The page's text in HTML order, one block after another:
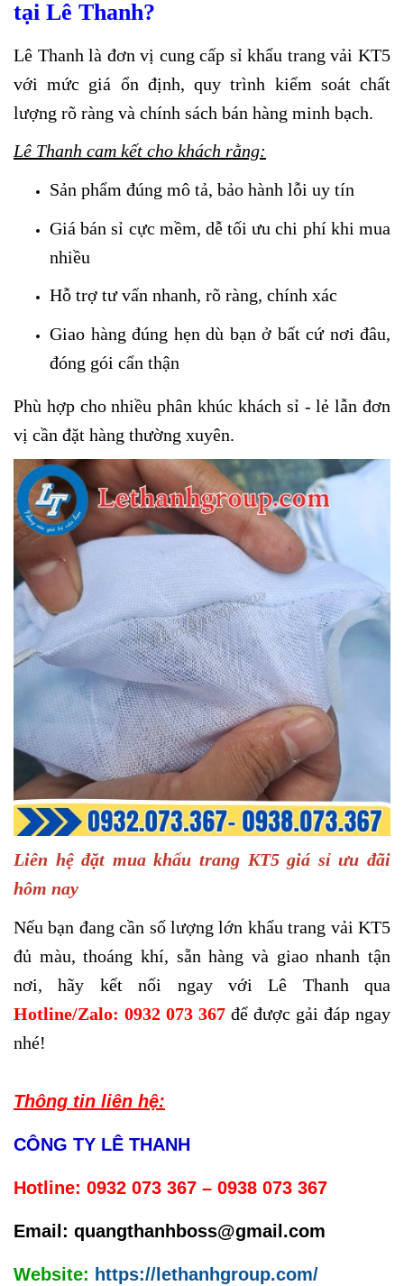
tại Lê Thanh?
Lê Thanh là đơn vị cung cấp sỉ khẩu trang vải KT5
với mức giá ổn định, quy trình kiểm soát chất
lượng rõ ràng và chính sách bán hàng minh bạch.
Lê Thanh cam kết cho khách rằng:
Sản phẩm đúng mô tả, bảo hành lỗi uy tín
Giá bán sỉ cực mềm, dễ tối ưu chi phí khi mua
nhiều
Hỗ trợ tư vấn nhanh, rõ ràng, chính xác
Giao hàng đúng hẹn dù bạn ở bất cứ nơi đâu,
đóng gói cẩn thận
Phù hợp cho nhiều phân khúc khách sỉ - lẻ lẫn đơn
vị cần đặt hàng thường xuyên.
Liên hệ đặt mua khẩu trang KT5 giá sỉ ưu đãi
hôm nay
Nếu bạn đang cần số lượng lớn khẩu trang vải KT5
đủ màu, thoáng khí, sẵn hàng và giao nhanh tận
nơi, hãy kết nối ngay với Lê Thanh qua
Hotline/Zalo: 0932 073 367 để được gải đáp ngay
nhé!
Thông tin liên hệ:
CÔNG TY LÊ THANH
Hotline: 0932 073 367 – 0938 073 367
Email: quangthanhboss@gmail.com
Website: https://lethanhgroup.com/